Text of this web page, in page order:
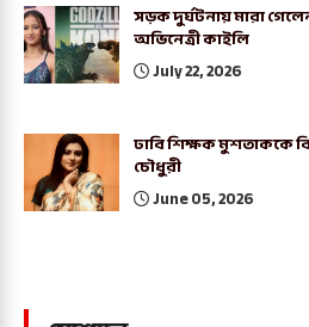
সড়ক দুর্ঘটনায় মারা
অভিনেত্রী কাইলি
July 22, 2026
ঢাবি শিক্ষক মুশতাককে
চৌধুরী
June 05, 2026